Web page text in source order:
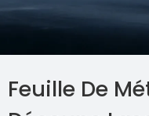
Feuille De